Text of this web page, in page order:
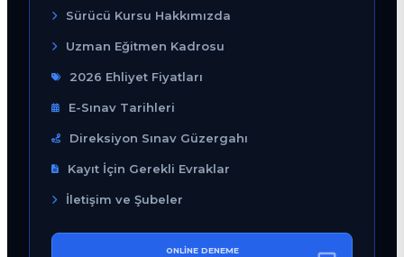
Sürücü Kursu Hakkımızda
Uzman Eğitmen Kadrosu
2026 Ehliyet Fiyatları
E-Sınav Tarihleri
Direksiyon Sınav Güzergahı
Kayıt İçin Gerekli Evraklar
İletişim ve Şubeler
ONLINE DENEME